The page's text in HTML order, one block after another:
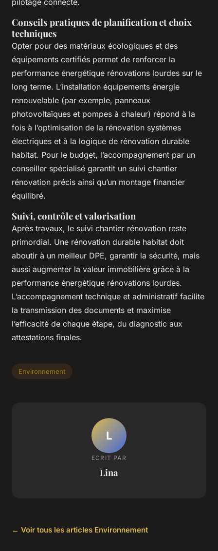
pilotage connecté.
Conseils pratiques de planification et choix
techniques
Opter pour des matériaux écologiques et des
équipements certifiés permet de renforcer la
performance énergétique rénovations lourdes sur le
long terme. L’installation équipements énergie
renouvelable (par exemple, panneaux
photovoltaïques et pompes à chaleur) répond à la
fois à l’optimisation de la rénovation systèmes
électriques et à la logique de rénovation durable
habitat. Pour le budget, l’accompagnement par un
conseiller spécialisé garantit un suivi chantier
rénovation précis ainsi qu’un montage financier
équilibré.
Suivi, contrôle et valorisation
Après travaux, le suivi chantier rénovation reste
primordial. Une rénovation durable habitat doit
aboutir à un meilleur DPE, garantir la sécurité, mais
aussi augmenter la valeur immobilière grâce à la
performance énergétique rénovations lourdes.
L’accompagnement technique et administratif facilite
la transmission des documents et maximise
l’efficacité de chaque étape, du diagnostic aux
attestations finales.
Environnement
L
ECRIT PAR
Lina
← Voir tous les articles Environnement